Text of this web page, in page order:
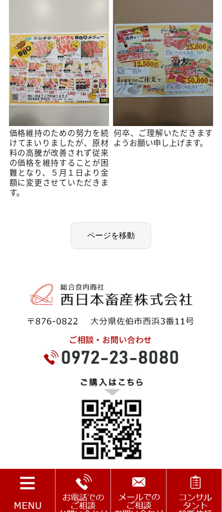
価格維持のための努力を続
けてまいりましたが、原材
料の高騰が改善されず従来
の価格を維持することが困
難となり、５月１日より金
額に変更させていただきま
す。
何卒、ご理解いただきます
ようお願い申し上げます。